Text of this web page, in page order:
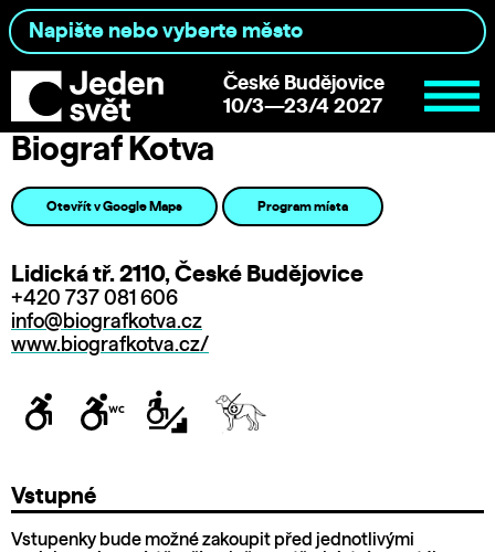
České Budějovice
10/3—23/4 2027
Biograf Kotva
Otevřít v Google Maps Program místa
Lidická tř. 2110, České Budějovice
+420 737 081 606
info@biografkotva.cz
www.biografkotva.cz/
Vstupné
Vstupenky bude možné zakoupit před jednotlivými